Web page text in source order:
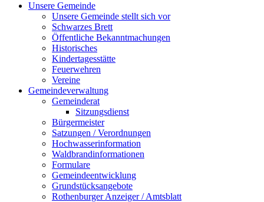
Unsere Gemeinde
Unsere Gemeinde stellt sich vor
Schwarzes Brett
Öffentliche Bekanntmachungen
Historisches
Kindertagesstätte
Feuerwehren
Vereine
Gemeindeverwaltung
Gemeinderat
Sitzungsdienst
Bürgermeister
Satzungen / Verordnungen
Hochwasserinformation
Waldbrandinformationen
Formulare
Gemeindeentwicklung
Grundstücksangebote
Rothenburger Anzeiger / Amtsblatt